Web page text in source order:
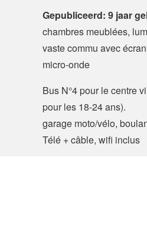
Gepubliceerd: 9 jaar
chambres meublées,
vaste commu avec
micro-onde
Bus N°4 pour le centre
pour les 18-24 ans).
garage moto/vélo,
Télé + câble, wifi inclus